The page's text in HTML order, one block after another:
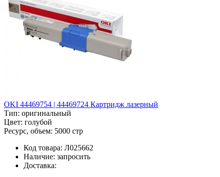
OKI 44469754 | 44469724 Картридж лазерный
Тип: оригинальный
Цвет: голубой
Ресурс, объем: 5000 стр
Код товара: Л025662
Наличие: запросить
Доставка: